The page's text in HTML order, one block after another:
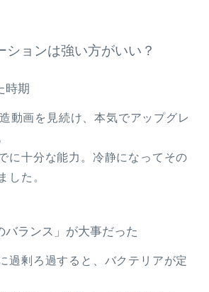
ションは強い方がいい？
時期
動画を見続け、本気でアップグレ
に十分な能力。冷静になってその
した。
バランス」が大事だった
過剰ろ過すると、バクテリアが定